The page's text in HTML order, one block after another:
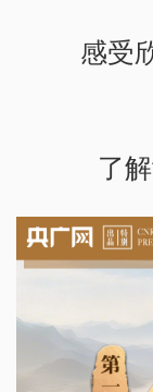
感受
了